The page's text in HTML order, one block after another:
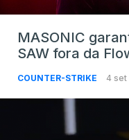
MASONIC
SAW fora da
COUNTER-STRIKE 4 set